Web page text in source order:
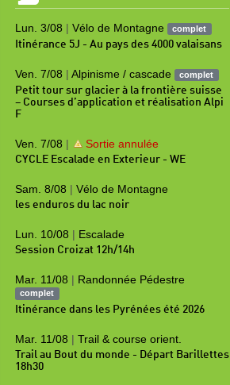
Lun. 3/08 | Vélo de Montagne complet
Itinérance 5J - Au pays des 4000 valaisans
Ven. 7/08 | Alpinisme / cascade complet
Petit tour sur glacier à la frontière suisse
– Courses d’application et réalisation Alpi
F
Ven. 7/08 | Sortie annulée
CYCLE Escalade en Exterieur - WE
Sam. 8/08 | Vélo de Montagne
les enduros du lac noir
Lun. 10/08 | Escalade
Session Croizat 12h/14h
Mar. 11/08 | Randonnée Pédestre
complet
Itinérance dans les Pyrénées été 2026
Mar. 11/08 | Trail & course orient.
Trail au Bout du monde - Départ Barillettes
18h30